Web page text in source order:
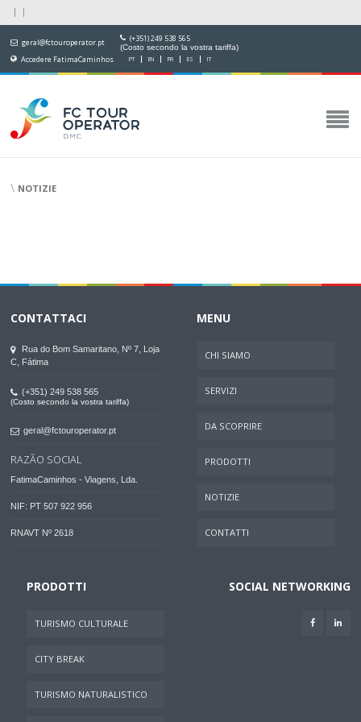
geral@fctouroperator.pt (+351) 249 538 565
(Costo secondo la vostra tariffa)
Accedere FatimaCaminhos PT EN FR ES IT
\ NOTIZIE
CONTATTACI
Rua do Bom Samaritano, Nº 7, Loja
C, Fátima
(+351) 249 538 565
(Costo secondo la vostra tariffa)
geral@fctouroperator.pt
RAZÃO SOCIAL
FatimaCaminhos - Viagens, Lda.
NIF: PT 507 922 956
RNAVT Nº 2618
MENU
CHI SIAMO
SERVIZI
DA SCOPRIRE
PRODOTTI
NOTIZIE
CONTATTI
PRODOTTI
TURISMO CULTURALE
CITY BREAK
TURISMO NATURALISTICO
SOCIAL NETWORKING